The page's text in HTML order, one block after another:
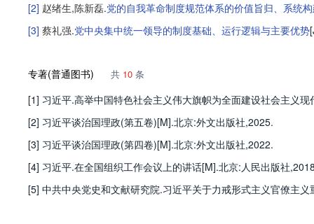
[2] 赵绪生,陈新磊.党的自我革命制度规范体系的价值旨归、系统
[3] 蔡礼强.党中央集中统一领导的制度基础、运行逻辑与主要优势
专著(普通图书) 共 10 条
[1] 习近平.高举中国特色社会主义伟大旗帜为全面建设社会主义
[2] 习近平谈治国理政(第五卷)[M].北京:外文出版社,2025.
[3] 习近平谈治国理政(第四卷)[M].北京:外文出版社,2022.
[4] 习近平.在全国组织工作会议上的讲话[M].北京:人民出版社
[5] 中共中央党史和文献研究院.习近平关于力戒形式主义官僚主